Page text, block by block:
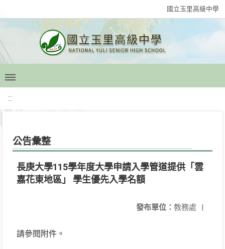
國立玉里高級中學
:::
公告彙整
長庚大學115學年度大學申請入學管道提供「雲
嘉花東地區」 學生優先入學名額
發布單位： 教務處 |
請參閱附件。